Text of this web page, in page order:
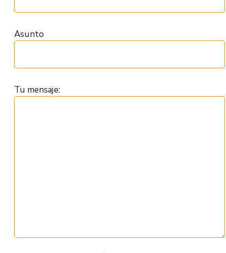
Asunto
Tu mensaje: